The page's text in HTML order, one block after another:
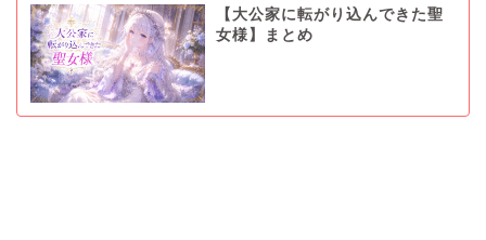
【大公家に転がり込んできた聖
女様】まとめ